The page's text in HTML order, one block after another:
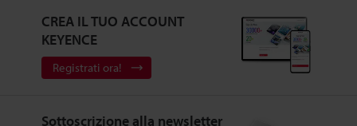
CREA IL TUO ACCOUNT
KEYENCE
Registrati ora!
Sottoscrizione alla newsletter